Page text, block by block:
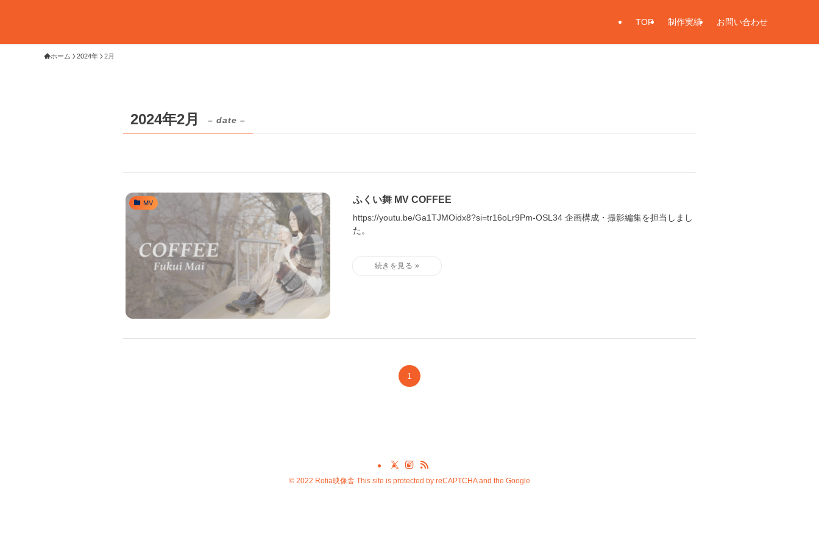
TOP 制作実績 お問い合わせ
ホーム 2024年 2月
2024年2月 – date –
MV ふくい舞 MV COFFEE
https://youtu.be/Ga1TJMOidx8?si=tr16oLr9Pm-OSL34 企画構成・撮影編集を担当しまし
た。
1
© 2022 Rotia映像舎 This site is protected by reCAPTCHA and the Google